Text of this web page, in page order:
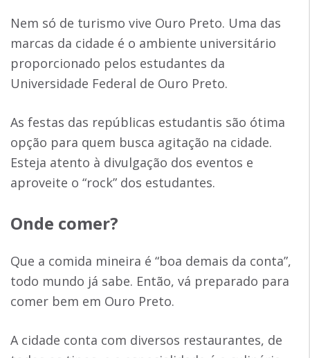
Nem só de turismo vive Ouro Preto. Uma das
marcas da cidade é o ambiente universitário
proporcionado pelos estudantes da
Universidade Federal de Ouro Preto.
As festas das repúblicas estudantis são ótima
opção para quem busca agitação na cidade.
Esteja atento à divulgação dos eventos e
aproveite o “rock” dos estudantes.
Onde comer?
Que a comida mineira é “boa demais da conta”,
todo mundo já sabe. Então, vá preparado para
comer bem em Ouro Preto.
A cidade conta com diversos restaurantes, de